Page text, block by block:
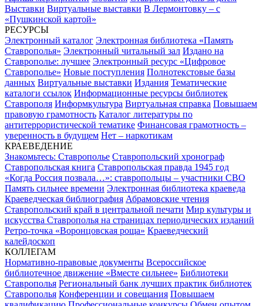
Выставки Виртуальные выставки В Лермонтовку – с
«Пушкинской картой»
РЕСУРСЫ
Электронный каталог Электронная библиотека «Память
Ставрополья» Электронный читальный зал Издано на
Ставрополье: лучшее Электронный ресурс «Цифровое
Ставрополье» Новые поступления Полнотекстовые базы
данных Виртуальные выставки Издания Тематические
каталоги ссылок Информационные ресурсы библиотек
Ставрополя Информкультура Виртуальная справка Повышаем
правовую грамотность Каталог литературы по
антитеррористической тематике Финансовая грамотность –
уверенность в будущем Нет – наркотикам
КРАЕВЕДЕНИЕ
Знакомьтесь: Ставрополье Ставропольский хронограф
Ставропольская книга Ставропольская правда 1945 год
«Когда Россия позвала…»: ставропольцы – участники СВО
Память сильнее времени Электронная библиотека краеведа
Краеведческая библиография Абрамовские чтения
Ставропольский край в центральной печати Мир культуры и
искусства Ставрополья на страницах периодических изданий
Ретро-точка «Воронцовская роща» Краеведческий
калейдоскоп
КОЛЛЕГАМ
Нормативно-правовые документы Всероссийское
библиотечное движение «Вместе сильнее» Библиотеки
Ставрополья Региональный банк лучших практик библиотек
Ставрополья Конференции и совещания Повышаем